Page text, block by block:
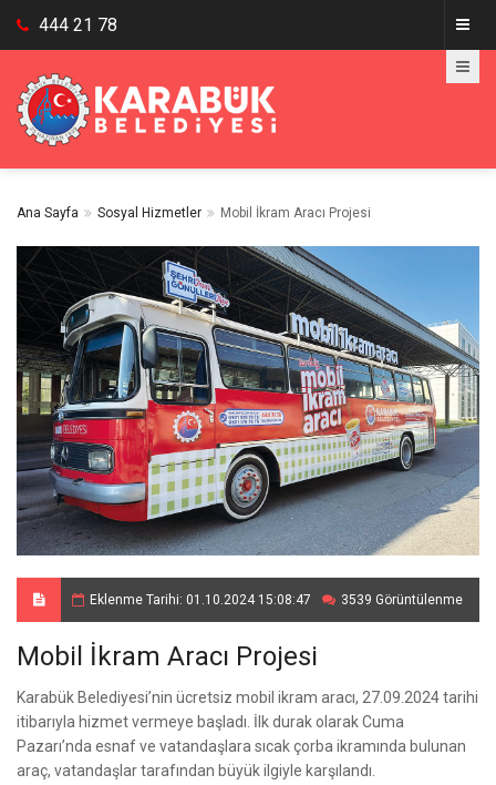
444 21 78
Ana Sayfa Sosyal Hizmetler Mobil İkram Aracı Projesi
Eklenme Tarihi: 01.10.2024 15:08:47 3539 Görüntülenme
Mobil İkram Aracı Projesi
Karabük Belediyesi’nin ücretsiz mobil ikram aracı, 27.09.2024 tarihi
itibarıyla hizmet vermeye başladı. İlk durak olarak Cuma
Pazarı’nda esnaf ve vatandaşlara sıcak çorba ikramında bulunan
araç, vatandaşlar tarafından büyük ilgiyle karşılandı.